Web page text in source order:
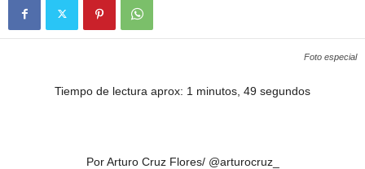
Foto especial
Tiempo de lectura aprox: 1 minutos, 49 segundos
Por Arturo Cruz Flores/ @arturocruz_